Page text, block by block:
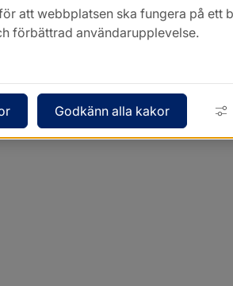
Kontakt
att webbplatsen ska fungera på ett
förbättrad användarupplevelse.
Godkänn alla kakor